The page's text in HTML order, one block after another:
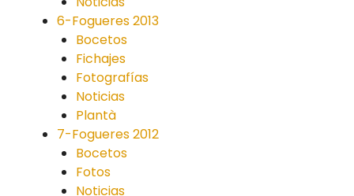
6-Fogueres 2013
Bocetos
Fichajes
Fotografías
Noticias
Plantà
7-Fogueres 2012
Bocetos
Fotos
Noticias